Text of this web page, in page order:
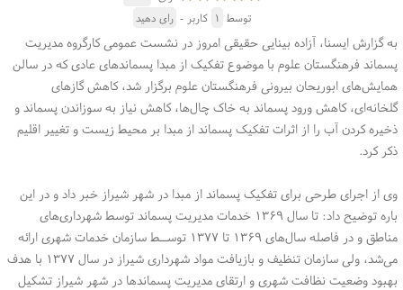
توسط ۱ کاربر - رای دهید
به گزارش ایسنا، آزاده بینایی حقیقی امروز در نشست عمومی کارگروه مدیریت
پسماند فرهنگستان علوم با موضوع تفکیک از مبدا پسماندهای عادی که در سالن
همایش‌های ابوریحان بیرونی فرهنگستان علوم برگزار شد، کاهش گازهای
گلخانه‌ای، کاهش ورود پسماند به خاک چال‌ها، کاهش نیاز به سوزاندن پسماند و
ذخیره کردن آب را از اثرات تفکیک پسماند از مبدا بر محیط زیست و تغییر اقلیم
ذکر کرد.
وی از اجرای طرحی برای تفکیک پسماند از مبدا در شهر شیراز خبر داد و در این
باره توضیح داد: تا سال ۱۳۶۹ خدمات مدیریت پسماند توسط شهرداری‌های
مناطق و در فاصله سال‌های ۱۳۶۹ تا ۱۳۷۷ توســط سازمان خدمات شهری ارائه
می‌شد، ولی سازمان تنظیف و بازیافت مواد شهرداری شیراز در سال ۱۳۷۷ با هدف
بهبود وضعیت نظافت شهری و ارتقای مدیریت پسماندها در شهر شیراز تشکیل